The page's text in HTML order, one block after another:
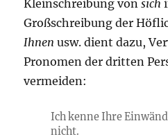
Kleinschreibung vonsich
Großschreibung der
Ihnen usw. dient dazu,
Pronomen der dritten
vermeiden:
Ich kenne Ihre
nicht.